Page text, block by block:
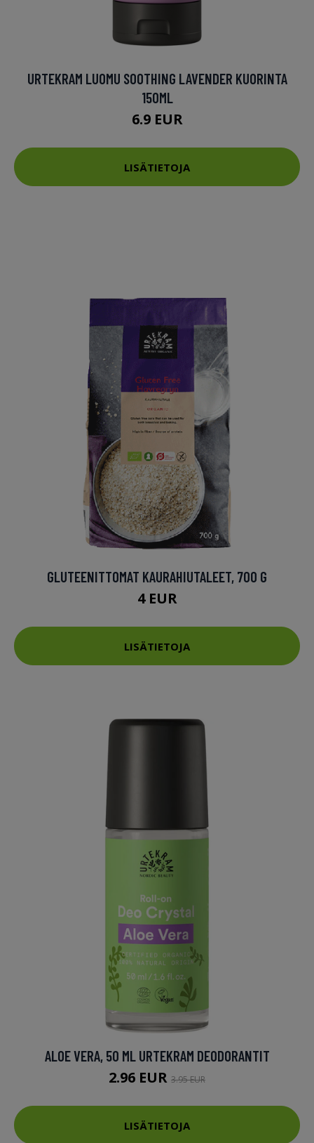
URTEKRAM LUOMU SOOTHING LAVENDER KUORINTA
150ML
6.9 EUR
LISÄTIETOJA
GLUTEENITTOMAT KAURAHIUTALEET, 700 G
4 EUR
LISÄTIETOJA
ALOE VERA, 50 ML URTEKRAM DEODORANTIT
2.96 EUR 3.95 EUR
LISÄTIETOJA